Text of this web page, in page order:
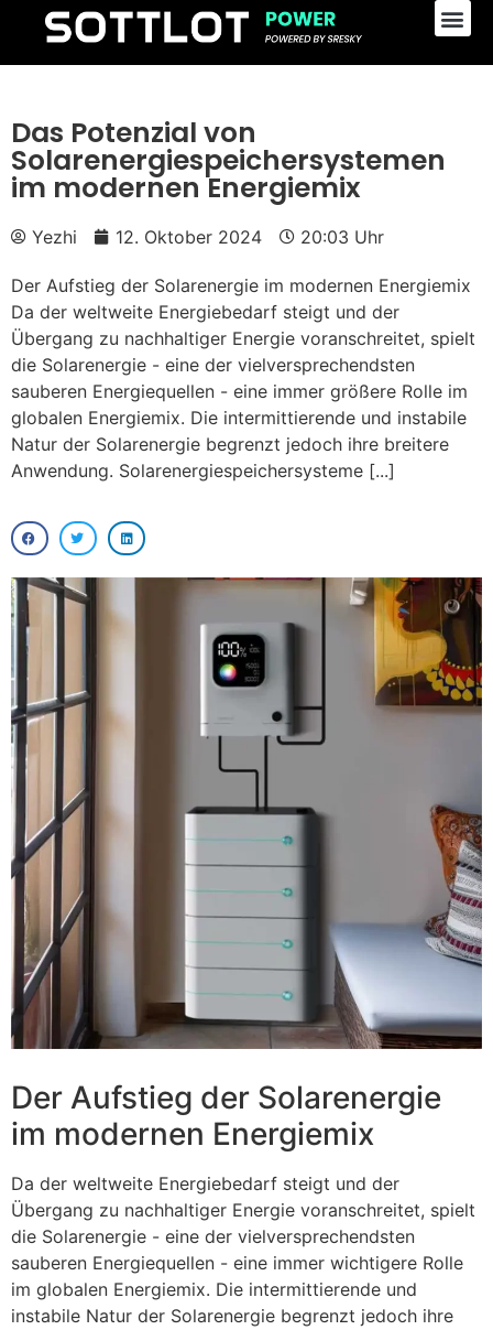
Das Potenzial von
Solarenergiespeichersystemen
im modernen Energiemix
Yezhi 12. Oktober 2024 20:03 Uhr
Der Aufstieg der Solarenergie im modernen Energiemix
Da der weltweite Energiebedarf steigt und der
Übergang zu nachhaltiger Energie voranschreitet, spielt
die Solarenergie - eine der vielversprechendsten
sauberen Energiequellen - eine immer größere Rolle im
globalen Energiemix. Die intermittierende und instabile
Natur der Solarenergie begrenzt jedoch ihre breitere
Anwendung. Solarenergiespeichersysteme [...]
Der Aufstieg der Solarenergie
im modernen Energiemix
Da der weltweite Energiebedarf steigt und der
Übergang zu nachhaltiger Energie voranschreitet, spielt
die Solarenergie - eine der vielversprechendsten
sauberen Energiequellen - eine immer wichtigere Rolle
im globalen Energiemix. Die intermittierende und
instabile Natur der Solarenergie begrenzt jedoch ihre